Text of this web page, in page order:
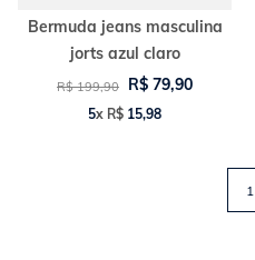
Bermuda jeans masculina
jorts azul claro
R$ 199,90 R$ 79,90
5x R$ 15,98
1